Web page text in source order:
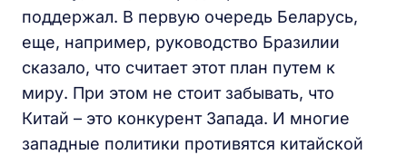
поддержал. В первую очередь Беларусь,
еще, например, руководство Бразилии
сказало, что считает этот план путем к
миру. При этом не стоит забывать, что
Китай – это конкурент Запада. И многие
западные политики противятся китайской